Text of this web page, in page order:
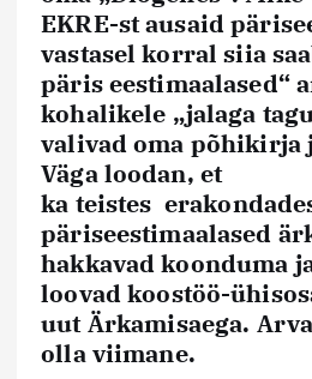
EKRE-st ausaid
vastasel korral siia
päris eestimaalased“
kohalikele „jalaga
valivad oma
Väga loodan, et
ka teistes
päriseestimaalased
hakkavad koonduma
loovadkoostöö-
uutÄrkamisaega.
olla viimane.